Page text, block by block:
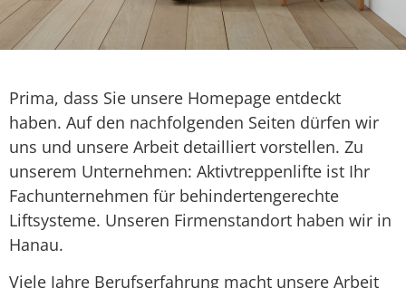
Prima, dass Sie unsere Homepage entdeckt
haben. Auf den nachfolgenden Seiten dürfen wir
uns und unsere Arbeit detailliert vorstellen. Zu
unserem Unternehmen: Aktivtreppenlifte ist Ihr
Fachunternehmen für behindertengerechte
Liftsysteme. Unseren Firmenstandort haben wir in
Hanau.
Viele Jahre Berufserfahrung macht unsere Arbeit